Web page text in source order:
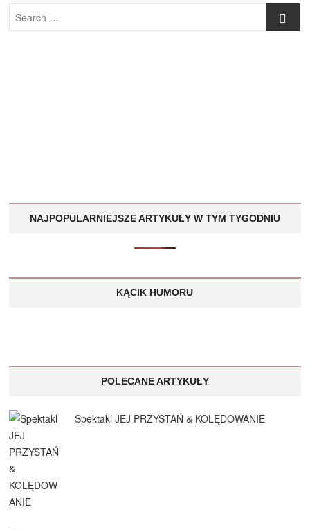
Search
…
NAJPOPULARNIEJSZE ARTYKUŁY W TYM TYGODNIU
KĄCIK HUMORU
POLECANE ARTYKUŁY
Spektakl JEJ PRZYSTAŃ & KOLĘDOWANIE